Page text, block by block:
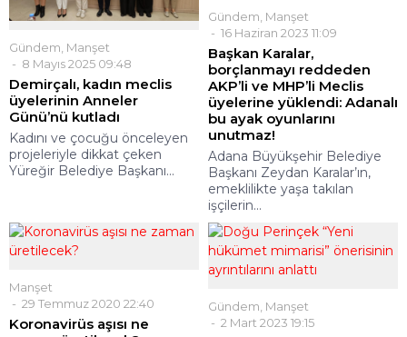
Gündem Manşet
8 Mayıs 2025 09:48
Demirçalı, kadın meclis
üyelerinin Anneler
Günü’nü kutladı
Kadını ve çocuğu önceleyen
projeleriyle dikkat çeken
Yüreğir Belediye Başkanı...
Gündem Manşet
16 Haziran 2023 11:09
Başkan Karalar,
borçlanmayı reddeden
AKP’li ve MHP’li Meclis
üyelerine yüklendi: Adanalı
bu ayak oyunlarını
unutmaz!
Adana Büyükşehir Belediye
Başkanı Zeydan Karalar’ın,
emeklilikte yaşa takılan
işçilerin...
Manşet
29 Temmuz 2020 22:40
Koronavirüs aşısı ne
Gündem Manşet
2 Mart 2023 19:15